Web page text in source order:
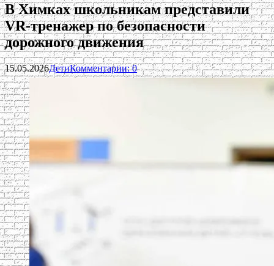
В Химках школьникам представили
VR-тренажер по безопасности
дорожного движения
15.05.2026ДетиКомментарии: 0